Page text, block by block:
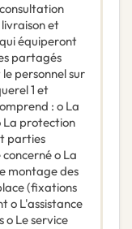
et
équiperont
partagés
personnel sur
1 et
: o La
La protection
parties
o La
montage des
(fixations
o L'assistance
o Le service